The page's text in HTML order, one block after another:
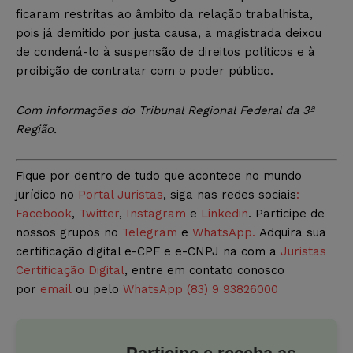
ficaram restritas ao âmbito da relação trabalhista,
pois já demitido por justa causa, a magistrada deixou
de condená-lo à suspensão de direitos políticos e à
proibição de contratar com o poder público.
Com informações do Tribunal Regional Federal da 3ª
Região.
Fique por dentro de tudo que acontece no mundo
jurídico no Portal Juristas, siga nas redes sociais:
Facebook, Twitter, Instagram e Linkedin. Participe de
nossos grupos no Telegram e WhatsApp. Adquira sua
certificação digital e-CPF e e-CNPJ na com a Juristas
Certificação Digital, entre em contato conosco
por email ou pelo WhatsApp (83) 9 93826000